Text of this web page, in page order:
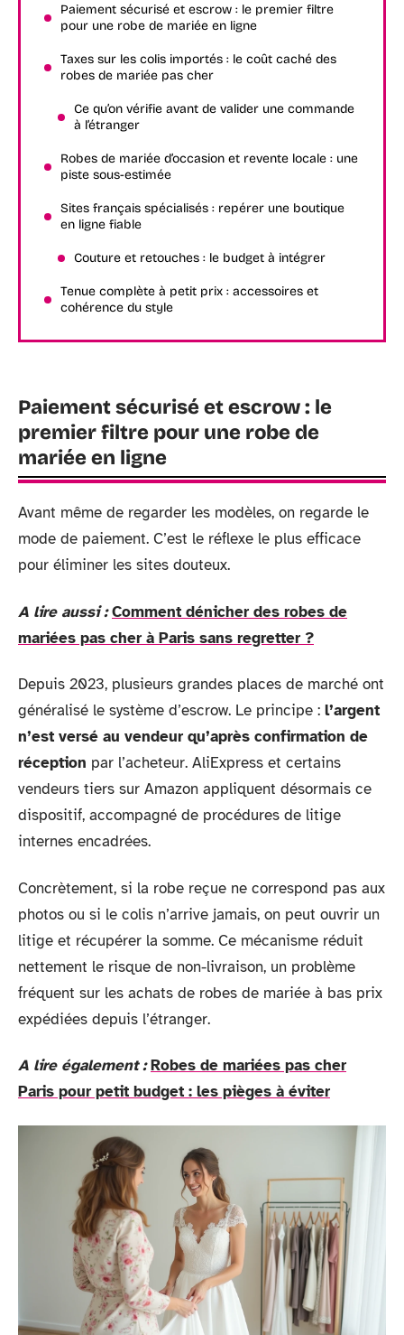
Paiement sécurisé et escrow : le premier filtre
pour une robe de mariée en ligne
Taxes sur les colis importés : le coût caché des
robes de mariée pas cher
Ce qu’on vérifie avant de valider une commande
à l’étranger
Robes de mariée d’occasion et revente locale : une
piste sous-estimée
Sites français spécialisés : repérer une boutique
en ligne fiable
Couture et retouches : le budget à intégrer
Tenue complète à petit prix : accessoires et
cohérence du style
Paiement sécurisé et escrow : le
premier filtre pour une robe de
mariée en ligne
Avant même de regarder les modèles, on regarde le
mode de paiement. C’est le réflexe le plus efficace
pour éliminer les sites douteux.
A lire aussi : Comment dénicher des robes de
mariées pas cher à Paris sans regretter ?
Depuis 2023, plusieurs grandes places de marché ont
généralisé le système d’escrow. Le principe : l’argent
n’est versé au vendeur qu’après confirmation de
réception par l’acheteur. AliExpress et certains
vendeurs tiers sur Amazon appliquent désormais ce
dispositif, accompagné de procédures de litige
internes encadrées.
Concrètement, si la robe reçue ne correspond pas aux
photos ou si le colis n’arrive jamais, on peut ouvrir un
litige et récupérer la somme. Ce mécanisme réduit
nettement le risque de non-livraison, un problème
fréquent sur les achats de robes de mariée à bas prix
expédiées depuis l’étranger.
A lire également : Robes de mariées pas cher
Paris pour petit budget : les pièges à éviter